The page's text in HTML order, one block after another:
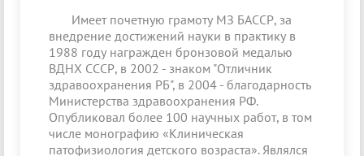
Имеет почетную грамоту МЗ БАССР, за
внедрение достижений науки в практику в
1988 году награжден бронзовой медалью
ВДНХ СССР, в 2002 - знаком "Отличник
здравоохранения РБ", в 2004 - благодарность
Министерства здравоохранения РФ.
Опубликовал более 100 научных работ, в том
числе монографию «Клиническая
патофизиология детского возраста». Являлся